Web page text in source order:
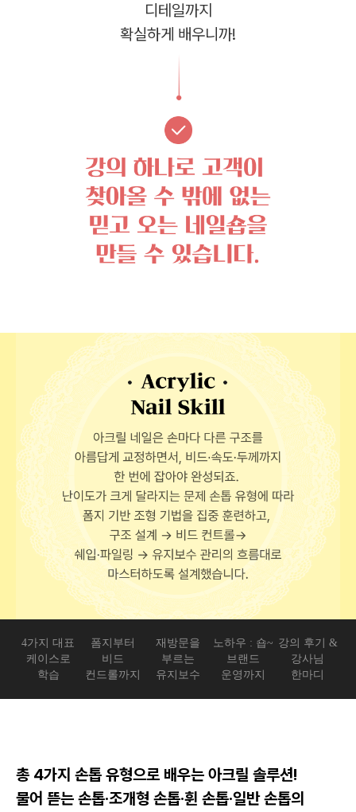
디테일까지
확실하게 배우니까!
4가지 대표
케이스로
학습
폼지부터
비드
컨드롤까지
재방문을
부르는
유지보수
노하우 : 숍~
브랜드
운영까지
강의 후기 &
강사님
한마디
총 4가지 손톱 유형으로 배우는 아크릴 솔루션!
물어 뜯는 손톱·조개형 손톱·휜 손톱·일반 손톱의